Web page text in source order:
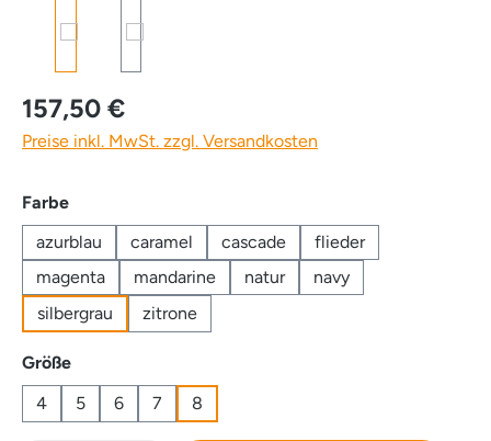
157,50 €
Preise inkl. MwSt. zzgl. Versandkosten
Farbeauswählen
azurblau
caramel cascade
flieder
magenta
mandarine natur
navy
silbergrau
zitrone
Größeauswählen
4
5 6 7 8